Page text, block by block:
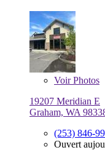
VoirPhotos
19207 Meridian E
Graham, WA
(253) 846-
Ouvert